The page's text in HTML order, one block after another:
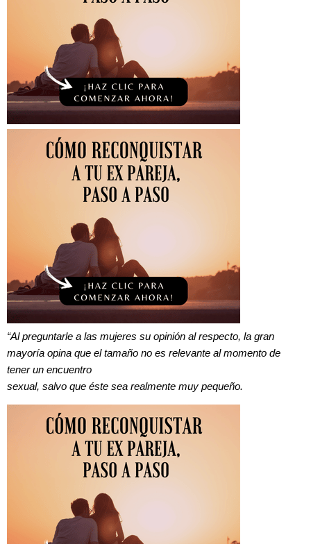
“Al preguntarle a las mujeres su opinión al respecto, la gran
mayoría opina que el tamaño no es relevante al momento de
tener un encuentro
sexual, salvo que éste sea realmente muy pequeño.